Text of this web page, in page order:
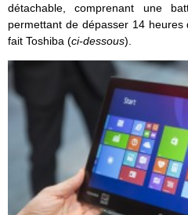
détachable, comprenant une
permettant de dépasser 14 heures
fait Toshiba (ci-dessous).